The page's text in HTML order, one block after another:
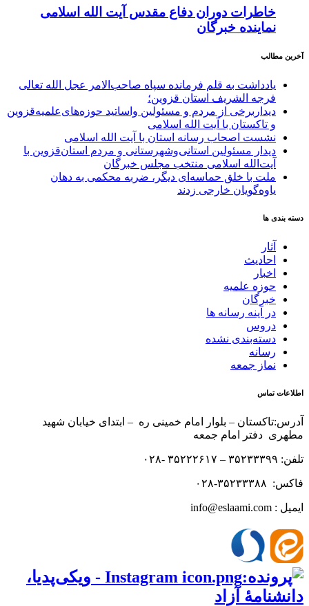
خاطرات دوران دفاع مقدس آیت الله اسلامی
نماینده خبرگان
آخرین مطالب
یادداشت به قلم فرمانده سپاه صاحب‌الامر عجل الله تعالی
فرجه الشریف استان قزوین؛
دیداربرخی از مردم و مسئولین واساتید حوزه‌های‌علمیه‌قزوین
و تاکستان با آیت الله اسلامی
نشست اصحاب رسانه استان با آیت الله اسلامی
دیدار مسئولین استانی‌وشهرستانی و مردم‌ استان‌قزوین با
آیت‌الله‌ اسلامی منتخب مجلس‌ خبرگان
ملت با خلق حماسه‌ای دیگر، ضربه محکمی به دهان
یاوه‌گویان خارجی زدند
دسته بندی ها
آثار
احادیث
اخبار
حوزه علمیه
خبرگان
در آینه رسانه ها
دروس
دسته‌بندی نشده
رسانه
نماز جمعه
اطلاعات تماس
آدرس:تاکستان – بلوار امام خمینی ره – ابتدای خیابان شهید
مطهری دفتر امام جمعه
تلفن: ۳۵۲۳۳۳۹۹ – ۳۵۲۲۲۶۱۷ -۰۲۸
فاکس: ۳۵۲۳۳۳۸۸-۰۲۸
ایمیل : info@eslaami.com